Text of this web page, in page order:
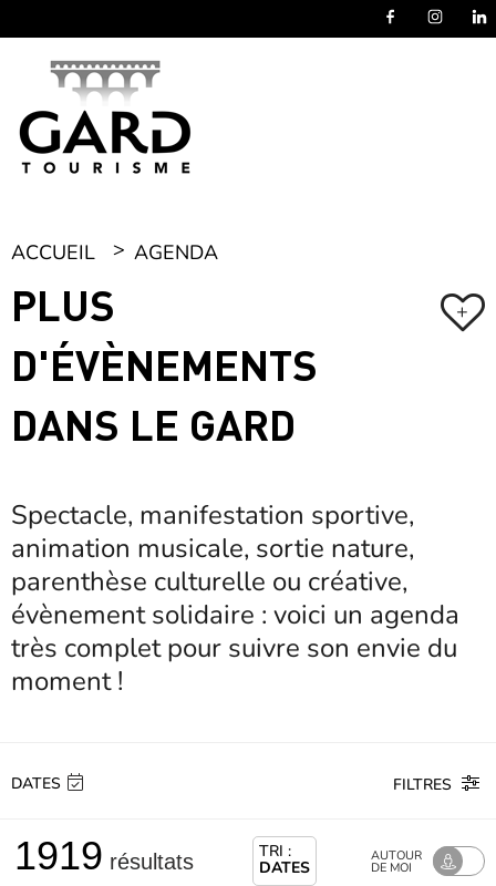
ACCUEIL AGENDA
PLUS
D'ÉVÈNEMENTS
DANS LE GARD
+
Spectacle, manifestation sportive,
animation musicale, sortie nature,
parenthèse culturelle ou créative,
évènement solidaire : voici un agenda
très complet pour suivre son envie du
moment !
DATES FILTRES
1919 résultats TRI :
DATES
AUTOUR
DE MOI